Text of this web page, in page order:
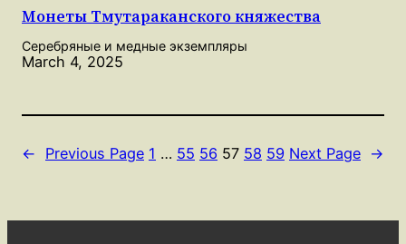
Монеты Тмутараканского княжества
Серебряные и медные экземпляры
March 4, 2025
← Previous Page 1 … 55 56 57 58 59 Next Page →